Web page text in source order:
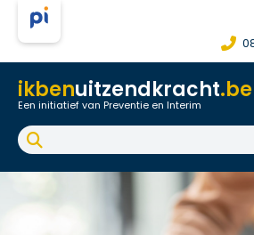
ikbenuitzendkracht.be
Een initiatief van Preventie en Interim
Onthaal
Werkpostfiche
Arbeidsongeval
FAQ